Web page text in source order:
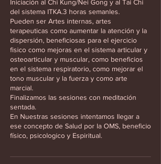
Iniciación al Chi Kung/Nei Gong y al Tai Chi
del sistema ITKA.3 horas semanles.
Pueden ser Artes internas, artes
terapeuticas como aumentar la atención y la
dispersión, beneficiosas para el ejercicio
fisico como mejoras en el sistema articular y
osteoarticular y muscular, como beneficios
en el sistema respiratorio, como mejorar el
tono muscular y la fuerza y como arte
marcial.
Finalizamos las sesiones con meditación
sentada.
En Nuestras sesiones intentamos llegar a
ese concepto de Salud por la OMS, beneficio
físico, psicologico y Espiritual.